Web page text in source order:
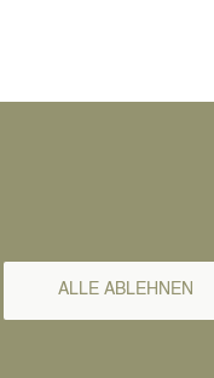
ALLE ABLEHNEN